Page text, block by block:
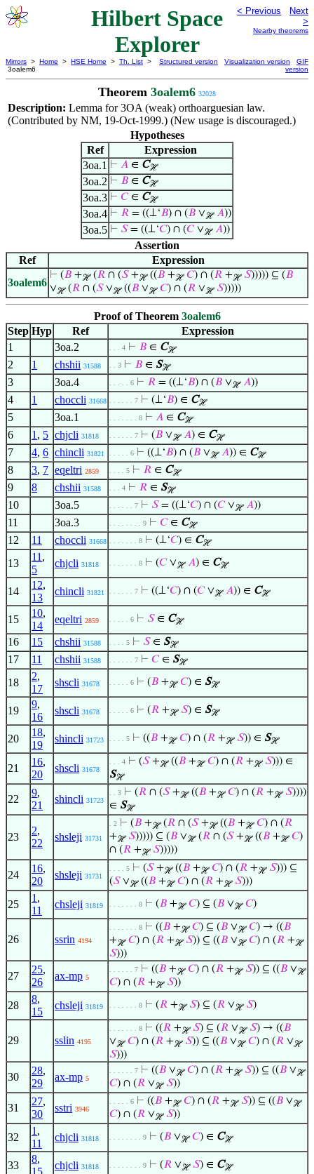
Hilbert Space
Explorer
< Previous
Next
>
Nearby theorems
Mirrors > Home > HSE Home > Th. List >
3oalem6
Structured version Visualization version
GIF
version
Theorem 3oalem6 32028
Description: Lemma for 3OA (weak) orthoarguesian law.
(Contributed by NM, 19-Oct-1999.) (New usage is discouraged.)
Hypotheses
Ref
Expression
3oa.1 ⊢ 𝐴 ∈ Cℋ
3oa.2 ⊢ 𝐵 ∈ Cℋ
3oa.3 ⊢ 𝐶∈ Cℋ
3oa.4 ⊢ 𝑅 = ((⊥‘𝐵) ∩ (𝐵 ∨ℋ 𝐴))
3oa.5 ⊢ 𝑆= ((⊥‘𝐶) ∩ (𝐶∨ℋ 𝐴))
Assertion
Ref
Expression
3oalem6
⊢ (𝐵 +ℋ(𝑅 ∩ (𝑆+ℋ((𝐵 +ℋ 𝐶) ∩ (𝑅 +ℋ 𝑆))))) ⊆ (𝐵
∨ℋ(𝑅 ∩ (𝑆∨ℋ((𝐵 ∨ℋ 𝐶) ∩ (𝑅 ∨ℋ 𝑆)))))
Proof of Theorem 3oalem6
Step Hyp Ref
Expression
1
3oa.2 . . . 4 ⊢ 𝐵 ∈ Cℋ
2 1 chshii 31588 . . 3 ⊢ 𝐵 ∈ Sℋ
3 3oa.4 . . . . . 6 ⊢ 𝑅 = ((⊥‘𝐵) ∩ (𝐵 ∨ℋ 𝐴))
4 1 choccli 31668 . . . . . . 7 ⊢ (⊥‘𝐵) ∈ Cℋ
5 3oa.1 . . . . . . . 8 ⊢ 𝐴 ∈ Cℋ
6 1 , 5 chjcli 31818 . . . . . . 7 ⊢ (𝐵 ∨ℋ 𝐴) ∈ Cℋ
7 4, 6 chincli 31821 . . . . . 6 ⊢ ((⊥‘𝐵) ∩ (𝐵 ∨ℋ 𝐴)) ∈ Cℋ
8 3, 7 eqeltri 2859 . . . . 5 ⊢ 𝑅 ∈ Cℋ
9 8 chshii 31588 . . . 4 ⊢ 𝑅 ∈ Sℋ
10 3oa.5 . . . . . . 7 ⊢ 𝑆= ((⊥‘𝐶) ∩ (𝐶∨ℋ 𝐴))
11 3oa.3 . . . . . . . . 9 ⊢ 𝐶∈ Cℋ
12 11 choccli 31668 . . . . . . . 8 ⊢ (⊥‘𝐶) ∈ Cℋ
13
11 ,
5
chjcli 31818 . . . . . . . 8 ⊢ (𝐶∨ℋ 𝐴) ∈ Cℋ
14
12,
13
chincli 31821 . . . . . . 7 ⊢ ((⊥‘𝐶) ∩ (𝐶∨ℋ 𝐴)) ∈ Cℋ
15
10,
14
eqeltri 2859 . . . . . 6 ⊢ 𝑆∈ Cℋ
16 15 chshii 31588 . . . . 5 ⊢ 𝑆∈ Sℋ
17 11 chshii 31588 . . . . . . 7 ⊢ 𝐶∈ Sℋ
18
2,
17
shscli 31678 . . . . . 6 ⊢ (𝐵 +ℋ 𝐶) ∈ Sℋ
19
9,
16
shscli 31678 . . . . . 6 ⊢ (𝑅 +ℋ 𝑆) ∈ Sℋ
20
18,
19
shincli 31723 . . . . 5 ⊢ ((𝐵 +ℋ 𝐶) ∩ (𝑅 +ℋ 𝑆)) ∈ Sℋ
21
16,
20
shscli 31678
. . . 4 ⊢ (𝑆+ℋ((𝐵 +ℋ 𝐶) ∩ (𝑅 +ℋ 𝑆))) ∈
Sℋ
22
9,
21
shincli 31723
. . 3 ⊢ (𝑅 ∩ (𝑆+ℋ((𝐵 +ℋ 𝐶) ∩ (𝑅 +ℋ 𝑆))))
∈ Sℋ
23
2,
22
shsleji 31731
. 2 ⊢ (𝐵 +ℋ(𝑅 ∩ (𝑆+ℋ((𝐵 +ℋ 𝐶) ∩ (𝑅
+ℋ 𝑆))))) ⊆ (𝐵 ∨ℋ(𝑅 ∩ (𝑆+ℋ((𝐵 +ℋ 𝐶)
∩ (𝑅 +ℋ 𝑆)))))
24
16,
20
shsleji 31731
. . . . 5 ⊢ (𝑆+ℋ((𝐵 +ℋ 𝐶) ∩ (𝑅 +ℋ 𝑆))) ⊆
(𝑆∨ℋ((𝐵 +ℋ 𝐶) ∩ (𝑅 +ℋ 𝑆)))
25
1 ,
11
chsleji 31819 . . . . . . . 8 ⊢ (𝐵 +ℋ 𝐶) ⊆ (𝐵 ∨ℋ 𝐶)
26 ssrin 4194
. . . . . . . 8 ⊢ ((𝐵 +ℋ 𝐶) ⊆ (𝐵 ∨ℋ 𝐶) → ((𝐵
+ℋ 𝐶) ∩ (𝑅 +ℋ 𝑆)) ⊆ ((𝐵 ∨ℋ 𝐶) ∩ (𝑅 +ℋ
𝑆)))
27
25,
26
ax-mp 5
. . . . . . 7 ⊢ ((𝐵 +ℋ 𝐶) ∩ (𝑅 +ℋ 𝑆)) ⊆ ((𝐵 ∨ℋ
𝐶) ∩ (𝑅 +ℋ 𝑆))
28
8,
15
chsleji 31819 . . . . . . . 8 ⊢ (𝑅 +ℋ 𝑆) ⊆ (𝑅 ∨ℋ 𝑆)
29 sslin 4195
. . . . . . . 8 ⊢ ((𝑅 +ℋ 𝑆) ⊆ (𝑅 ∨ℋ 𝑆) → ((𝐵
∨ℋ 𝐶) ∩ (𝑅 +ℋ 𝑆)) ⊆ ((𝐵 ∨ℋ 𝐶) ∩ (𝑅 ∨ℋ
𝑆)))
30
28,
29
ax-mp 5
. . . . . . 7 ⊢ ((𝐵 ∨ℋ 𝐶) ∩ (𝑅 +ℋ 𝑆)) ⊆ ((𝐵 ∨ℋ
𝐶) ∩ (𝑅 ∨ℋ 𝑆))
31
27,
30
sstri 3946
. . . . . 6 ⊢ ((𝐵 +ℋ 𝐶) ∩ (𝑅 +ℋ 𝑆)) ⊆ ((𝐵 ∨ℋ
𝐶) ∩ (𝑅 ∨ℋ 𝑆))
32
1 ,
11
chjcli 31818 . . . . . . . . 9 ⊢ (𝐵 ∨ℋ 𝐶) ∈ Cℋ
33
8,
15
chjcli 31818 . . . . . . . . 9 ⊢ (𝑅 ∨ℋ 𝑆) ∈ Cℋ